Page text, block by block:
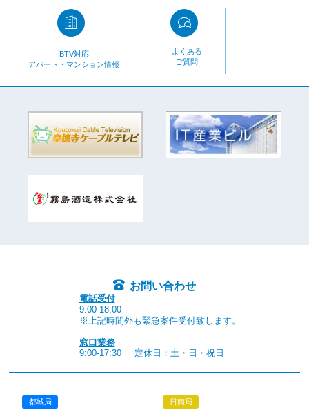
BTV対応
アパート・マンション情報
よくある
ご質問
お問い合わせ
電話受付
9:00-18:00
※上記時間外も緊急案件受付致します。
窓口業務
9:00-17:30
定休日：土・日・祝日
都城局 日南局